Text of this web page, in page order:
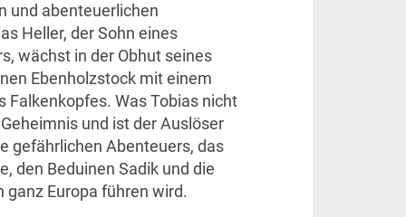
und abenteuerlichen
Heller, der Sohn eines
wächst in der Obhut seines
Ebenholzstock mit einem
Falkenkopfes. Was Tobias nicht
und ist der Auslöser
gefährlichen Abenteuers, das
den Beduinen Sadik und die
Europa führen wird.